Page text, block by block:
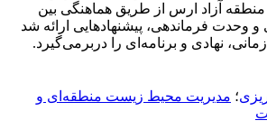
آزاد ارس از طریق هماهنگی بین
وحدت فرماندهی، پیشنهادهایی ارائه شد
نهادی و برنامه‌ای را دربرمی‌گیرد.
؛ مدیریت محیط زیست منطقه‌ای و